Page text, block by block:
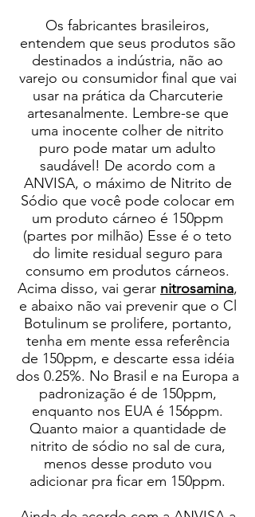
Os fabricantes brasileiros,
entendem que seus produtos são
destinados a indústria, não ao
varejo ou consumidor final que vai
usar na prática da Charcuterie
artesanalmente. Lembre-se que
uma inocente colher de nitrito
puro pode matar um adulto
saudável! De acordo com a
ANVISA, o máximo de Nitrito de
Sódio que você pode colocar em
um produto cárneo é 150ppm
(partes por milhão) Esse é o teto
do limite residual seguro para
consumo em produtos cárneos.
Acima disso, vai gerar nitrosamina,
e abaixo não vai prevenir que o Cl
Botulinum se prolifere, portanto,
tenha em mente essa referência
de 150ppm, e descarte essa idéia
dos 0.25%. No Brasil e na Europa a
padronização é de 150ppm,
enquanto nos EUA é 156ppm.
Quanto maior a quantidade de
nitrito de sódio no sal de cura,
menos desse produto vou
adicionar pra ficar em 150ppm.